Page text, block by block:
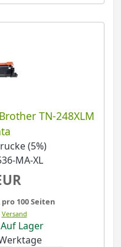
TN-248XLM
(5%)
MA-XL
pro 100 Seiten
Versand
Auf Lager